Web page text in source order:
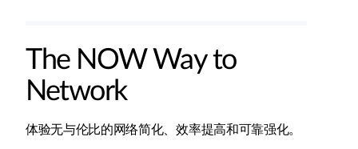
The NOW Way to
Network
体验无与伦比的网络简化、效率提高和可靠强化。